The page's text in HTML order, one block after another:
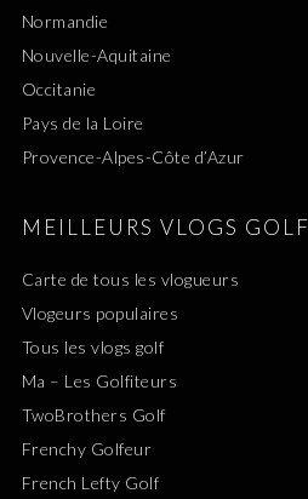
Normandie
Nouvelle-Aquitaine
Occitanie
Pays de la Loire
Provence-Alpes-Côte d’Azur
MEILLEURS VLOGS
Carte de tous les vlogueurs
Vlogeurs populaires
Tous les vlogs golf
Ma – Les Golfiteurs
TwoBrothers Golf
Frenchy Golfeur
French Lefty Golf